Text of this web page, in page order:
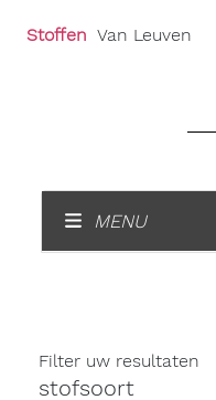
Stoffen Van Leuven
MENU
Filter uw resultaten
stofsoort